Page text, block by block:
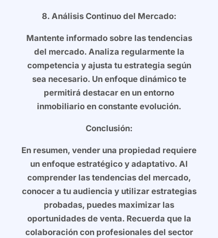
8. Análisis Continuo del Mercado:
Mantente informado sobre las tendencias
del mercado. Analiza regularmente la
competencia y ajusta tu estrategia según
sea necesario. Un enfoque dinámico te
permitirá destacar en un entorno
inmobiliario en constante evolución.
Conclusión:
En resumen, vender una propiedad requiere
un enfoque estratégico y adaptativo. Al
comprender las tendencias del mercado,
conocer a tu audiencia y utilizar estrategias
probadas, puedes maximizar las
oportunidades de venta. Recuerda que la
colaboración con profesionales del sector